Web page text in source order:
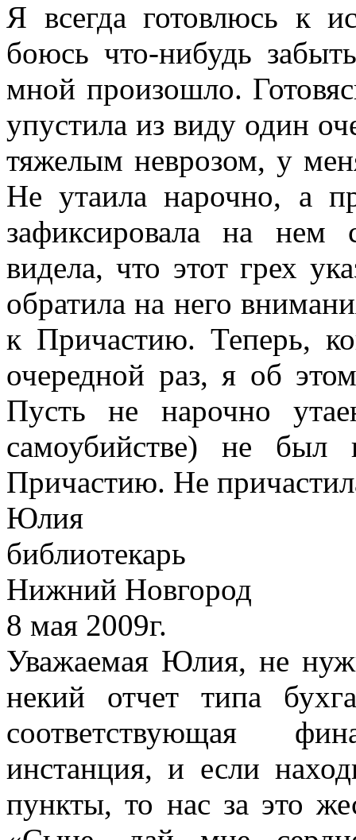
Я всегда готовлюсь к
боюсь что-нибудь
мной произошло.
упустила из виду один
тяжелым неврозом, у
Не утаила нарочно, а
зафиксировала на нем
видела, что этот грех
обратила на него
к Причастию. Теперь,
очередной раз, я об
Пусть не нарочно
самоубийстве) не был
Причастию. Не
Юлия
библиотекарь
Нижний Новгород
8 мая 2009г.
Уважаемая Юлия, не
некий отчет типа
соответствующая
инстанция, и если
пункты, то нас за это